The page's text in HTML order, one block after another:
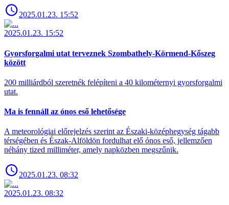
2025.01.23. 15:52
2025.01.23. 15:52
Gyorsforgalmi utat terveznek Szombathely-Körmend-Kőszeg
között
200 milliárdból szeretnék felépíteni a 40 kilométernyi gyorsforgalmi
utat.
Ma is fennáll az ónos eső lehetősége
A meteorológiai előrejelzés szerint az Északi-középhegység tágabb
térségében és Észak-Alföldön fordulhat elő ónos eső, jellemzően
néhány tized milliméter, amely napközben megszűnik.
2025.01.23. 08:32
2025.01.23. 08:32